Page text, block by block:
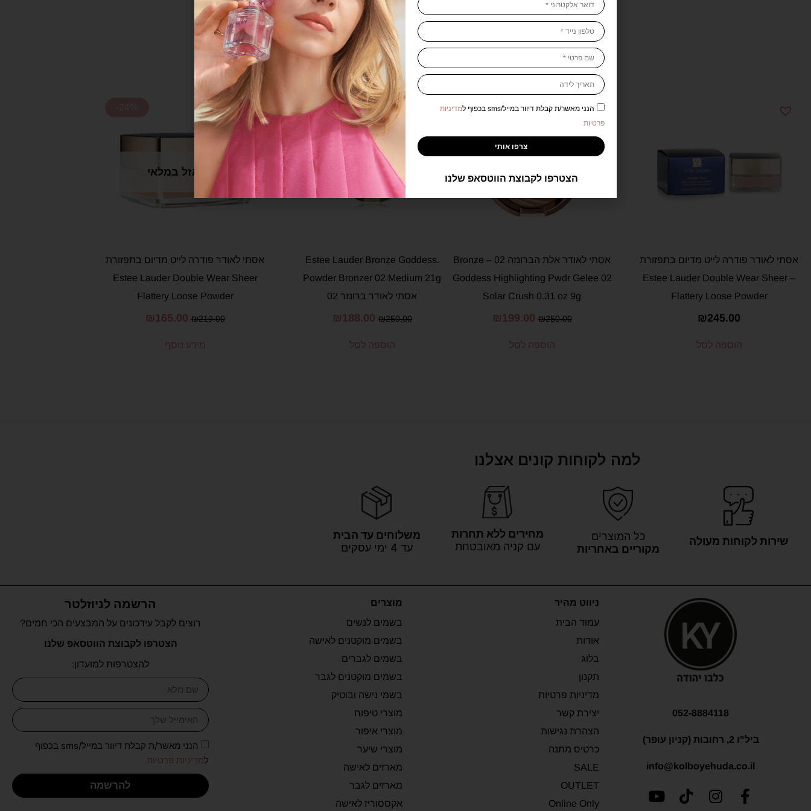
מוצרים נוספים מהמותג Estee Lauder - אסתי לאודר
אסתי לאודר פודרה לייט מדיום בתפזורת
– Estee Lauder Double Wear Sheer
Flattery Loose Powder
₪245.00
הוספה לסל
-20%
אסתי לאודר אלת הברונזה 02 – Bronze
Goddess Highlighting Pwdr Gelee 02
Solar Crush 0.31 oz 9g
₪250.00
₪ 199.00
הוספה לסל
-24%
.Estee Lauder Bronze Goddess
Powder Bronzer 02 Medium 21g
אסתי לאודר ברונזר 02
₪250.00
₪ 188.00
הוספה לסל
אזל במלאי
אסתי לאודר פודרה לייט מדיום בתפזורת
Estee Lauder Double Wear Sheer
Flattery Loose Powder
₪219.00
₪ 165.00
מידע נוסף
למה לקוחות קונים אצלנו
שירות לקוחות מעולה
כל המוצרים
מקוריים באחריות
מחירים ללא תחרות
עם קניה מאובטחת
משלוחים עד הבית
עד 4 ימי עסקים
052-8884118
ביל"ו 2, רחובות (קניון עופר)
info@kolboyehuda.co.il
ניווט מהיר
עמוד הבית
אודות
בלוג
תקנון
מדיניות פרטיות
יצירת קשר
הצהרת נגישות
כרטיס מתנה
SALE
OUTLET
Online Only
מוצרים
בשמים לנשים
בשמים מוקטנים לאישה
בשמים לגברים
בשמים מוקטנים לגבר
בשמי נישה ובוטיק
מוצרי טיפוח
מוצרי איפור
מוצרי שיער
מארזים לאישה
מארזים לגבר
אקססוריז לאישה
הרשמה לניוזלטר
רוצים לקבל עידכונים על המבצעים הכי חמים?
הצטרפו לקבוצת הווטסאפ שלנו
להצטרפות למועדון:
הנני מאשר/ת קבלת דיוור במייל/sms בכפוף
למדיניות פרטיות
להרשמה
הנני מאשר/ת קבלת דיוור במייל/sms בכפוף ל
מדיניות
פרטיות
צרפו אותי
הצטרפו לקבוצת הווטסאפ שלנו